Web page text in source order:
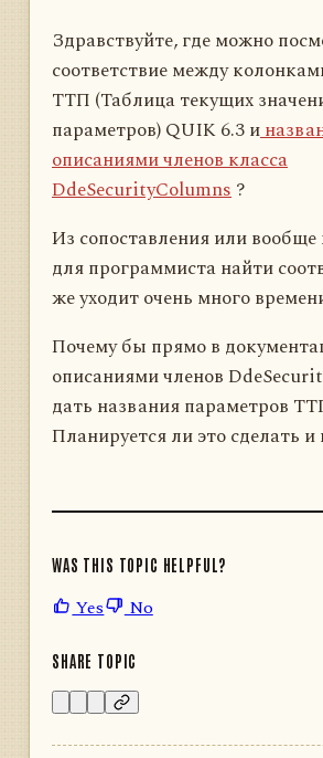
Здравствуйте, где можно
соответствие между
ТТП (Таблица текущих
параметров) QUIK 6.3 и
описаниями членов класса
DdeSecurityColumns?
Из сопоставления или
для программиста найти
же уходит очень много
Почему бы прямо в
описаниями членов
дать названия параметров
Планируется ли это сделать и
WAS THIS TOPIC HELPFUL?
Yes No
SHARE TOPIC